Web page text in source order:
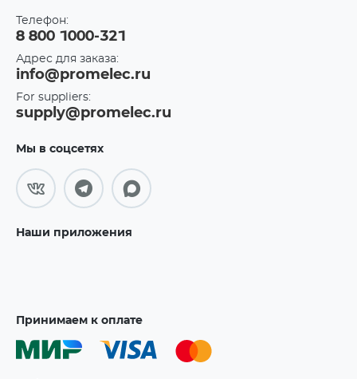
Телефон:
8 800 1000-321
Адрес для заказа:
info@promelec.ru
For suppliers:
supply@promelec.ru
Мы в соцсетях
Наши приложения
Принимаем к оплате